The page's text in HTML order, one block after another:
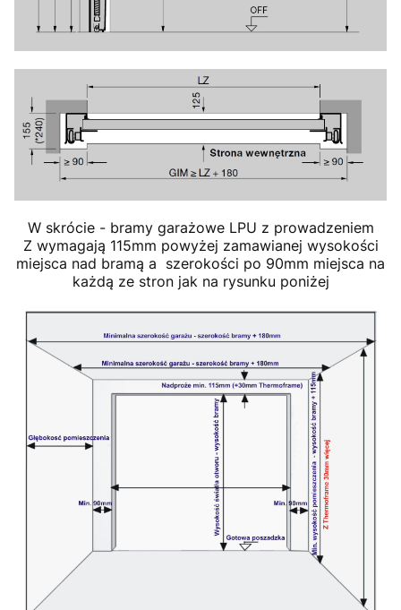
W skrócie - bramy garażowe LPU z prowadzeniem
Z wymagają 115mm powyżej zamawianej wysokości
miejsca nad bramą a szerokości po 90mm miejsca na
każdą ze stron jak na rysunku poniżej